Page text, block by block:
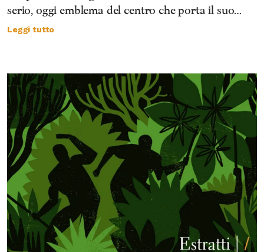
serio, oggi emblema del centro che porta il suo…
Leggi tutto